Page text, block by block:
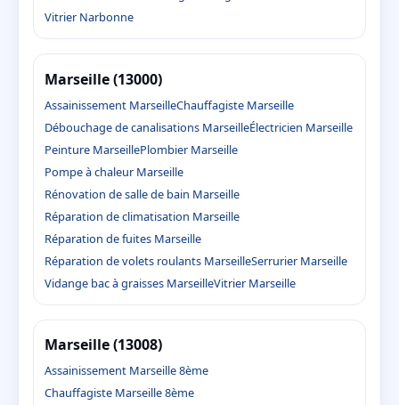
Vitrier Narbonne
Marseille (13000)
Assainissement MarseilleChauffagiste Marseille
Débouchage de canalisations MarseilleÉlectricien Marseille
Peinture MarseillePlombier Marseille
Pompe à chaleur Marseille
Rénovation de salle de bain Marseille
Réparation de climatisation Marseille
Réparation de fuites Marseille
Réparation de volets roulants MarseilleSerrurier Marseille
Vidange bac à graisses MarseilleVitrier Marseille
Marseille (13008)
Assainissement Marseille 8ème
Chauffagiste Marseille 8ème